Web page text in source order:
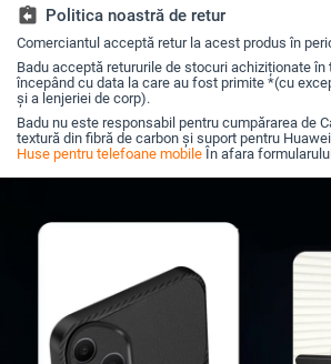
(Pro/Max)
assignment_return Politica noastră de retur
Comerciantul acceptă retur la acest produs în
Badu acceptă retururile de stocuri achiziționate în
începând cu data la care au fost primite *(cu
și a lenjeriei de corp).
Badu nu este responsabil pentru cumpărarea de
textură din fibră de carbon și suport pentru
Huse pentru telefoane mobile În afara